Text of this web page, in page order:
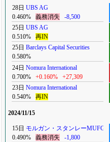
28日 UBS AG
0.460%
義務消失 -8,500
25日 UBS AG
0.510%
再IN
25日 Barclays Capital Securities
0.580%
24日 Nomura International
0.700%
+0.160% +27,309
23日 Nomura International
0.540%
再IN
2024/11/15
15日 モルガン・スタンレーMUFG
0.490%
義務消失 -1,800